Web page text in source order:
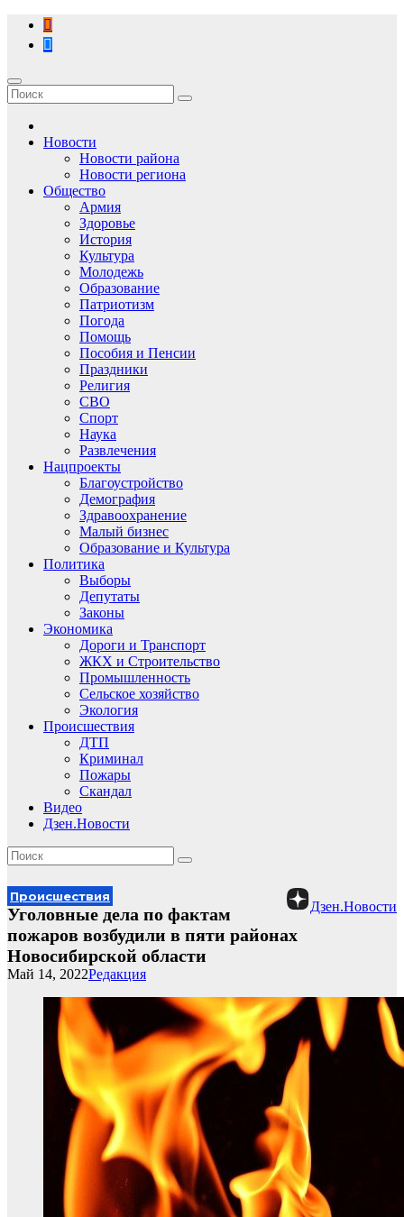
Перейти
содержимому
Новости
Новости района
Новости региона
Общество
Армия
Здоровье
История
Культура
Молодежь
Образование
Патриотизм
Погода
Помощь
Пособия и Пенсии
Праздники
Религия
СВО
Спорт
Наука
Развлечения
Нацпроекты
Благоустройство
Демография
Здравоохранение
Малый бизнес
Образование и Культура
Политика
Выборы
Депутаты
Законы
Экономика
Дороги и Транспорт
ЖКХ и Строительство
Промышленность
Сельское хозяйство
Экология
Происшествия
ДТП
Криминал
Пожары
Скандал
Видео
Дзен.Новости
Дзен.Новости
Происшествия
Уголовные дела по фактам
пожаров возбудили в пяти районах
Новосибирской области
Редакция
Май 14, 2022